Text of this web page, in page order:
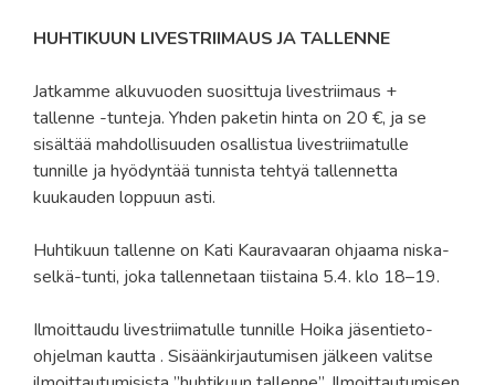
HUHTIKUUN LIVESTRIIMAUS JA TALLENNE
Jatkamme alkuvuoden suosittuja livestriimaus +
tallenne -tunteja. Yhden paketin hinta on 20 €, ja se
sisältää mahdollisuuden osallistua livestriimatulle
tunnille ja hyödyntää tunnista tehtyä tallennetta
kuukauden loppuun asti.
Huhtikuun tallenne on Kati Kauravaaran ohjaama niska-
selkä-tunti, joka tallennetaan tiistaina 5.4. klo 18–19.
Ilmoittaudu livestriimatulle tunnille Hoika jäsentieto-
ohjelman kautta . Sisäänkirjautumisen jälkeen valitse